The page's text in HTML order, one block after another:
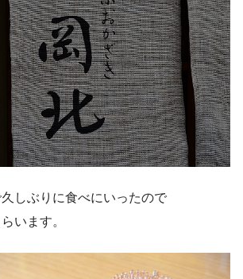
しぶりに食べにいったので
います。